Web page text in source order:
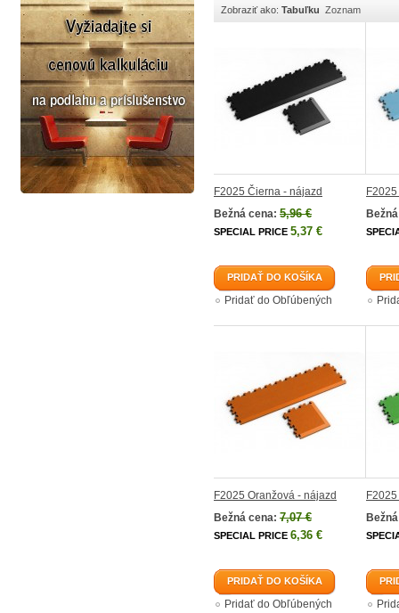
Zobraziť ako: Tabuľku Zoznam
F2025 Čierna - nájazd
Bežná cena: 5,96 €
SPECIAL PRICE 5,37 €
PRIDAŤ DO KOŠÍKA
Pridať do Obľúbených
F2025 Oranžová - nájazd
Bežná cena: 7,07 €
SPECIAL PRICE 6,36 €
PRIDAŤ DO KOŠÍKA
Pridať do Obľúbených